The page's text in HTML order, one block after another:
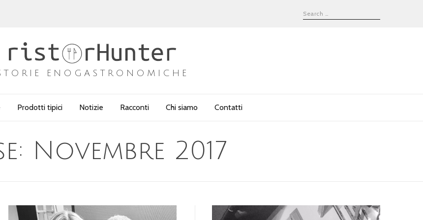
ENOGASTRONOMICHE
Prodotti tipici Notizie Racconti Chi siamo Contatti
Novembre 2017